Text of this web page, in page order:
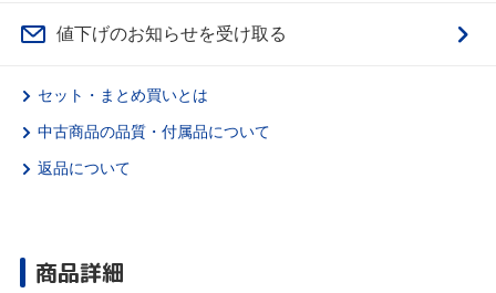
値下げのお知らせを受け取る
セット・まとめ買いとは
中古商品の品質・付属品について
返品について
商品詳細